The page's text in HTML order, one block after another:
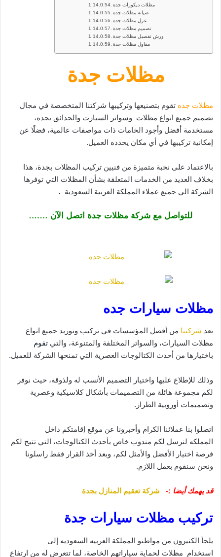
مظلات ديكورات جدة
صيانة مظلات جدة
عزل مظلات جدة
تصميم مظلات جدة
ورش تفصيل مظلات جدة
مقاول مظلات جدة
مظلات جدة
مظلات جده تقوم بتصنيعها وتركيبها شركتنا المتخصصة في مجال
تصميم جميع انواع مظلات وسواتر السيارت والحدائق بجده،
مستخدمة أفضل وأجود الخامات ذات مواصفات عالمية، فضلًا عن
إمكانية تركيبها في أي مكان يحدده العميل.
بالاعتماد على نخبة متميزة من فنيين تركيب المظلات بجدة، هذا
بخلاف العديد من الخدمات المتعلقة بشأن المظلات التي توفرها
الشركة الي جميع عملاء المملكة العربية السعودية .
للتواصل مع شركة مظلات جدة اتصل الآن ….…
مظلات سيارات جده
تعد شركتنا من أفضل المؤسسات في تركيب وتوريد جميع انواع
مظلات السيارات، والسواتر المختلفة والمتنوعة، والتي تقوم
باختيارها من أحدث الكتالوجات العصرية التي تمنحها الشركة للعميل.
وذلك للإطلاع عليها واختيار التصميم الأنسب له ولذوقه، حيث نوفر
لكم مجموعة هائلة من التصميمات بأشكال كلاسيكية وعصرية
وتصميمات أوروبية الطراز.
اتصلوا بنا عملائنا الكرام وأخبرونا عن موقع إقامتكم داخل
المملكه لنرسل لكم مندوب خاص بأحدث الكتالوجات، التي تتيح لكم
فرصة اختيار الأفضل والأمثل لكم، وبعد أخذ القرار فقط راسلونا
ونحن سنقوم بعمل اللازم.
قد يهمك أيضا :- شركة تعقيم المنازل بجدة
تركيب مظلات سيارات جدة
يلجأ الكثيرون من مواطنو المملكة العربيه السعوديه إلى
استخدام مظلات لحماية سياراتهم الخاصة، لما تتعرض له من ارتفاع